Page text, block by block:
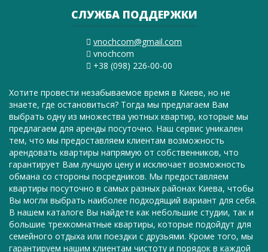
СЛУЖБА ПОДДЕРЖКИ
vnochcom@gmail.com
vnochcom
+38 (098) 226-00-00
Хотите провести незабываемое время в Киеве, но не
знаете, где остановиться? Тогда мы предлагаем Вам
выбрать одну из множества уютных квартир, которые мы
предлагаем для аренды посуточно. Наш сервис уникален
тем, что мы предоставляем клиентам возможность
арендовать квартиры напрямую от собственников, что
гарантирует Вам лучшую цену и исключает возможность
обмана со стороны посредников. Мы предоставляем
квартиры посуточно в самых разных районах Киева, чтобы
Вы могли выбрать наиболее подходящий вариант для себя.
В нашем каталоге Вы найдете как небольшие студии, так и
большие трехкомнатные квартиры, которые подойдут для
семейного отдыха или поездки с друзьями. Кроме того, мы
гарантируем нашим клиентам чистоту и порядок в каждой